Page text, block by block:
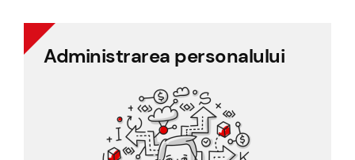
Administrarea personalului
Administrarea personalului
Managementul documentelor
Managementul proiectelor
Evidența personalului